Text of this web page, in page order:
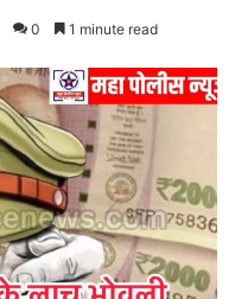
0 1 minute read